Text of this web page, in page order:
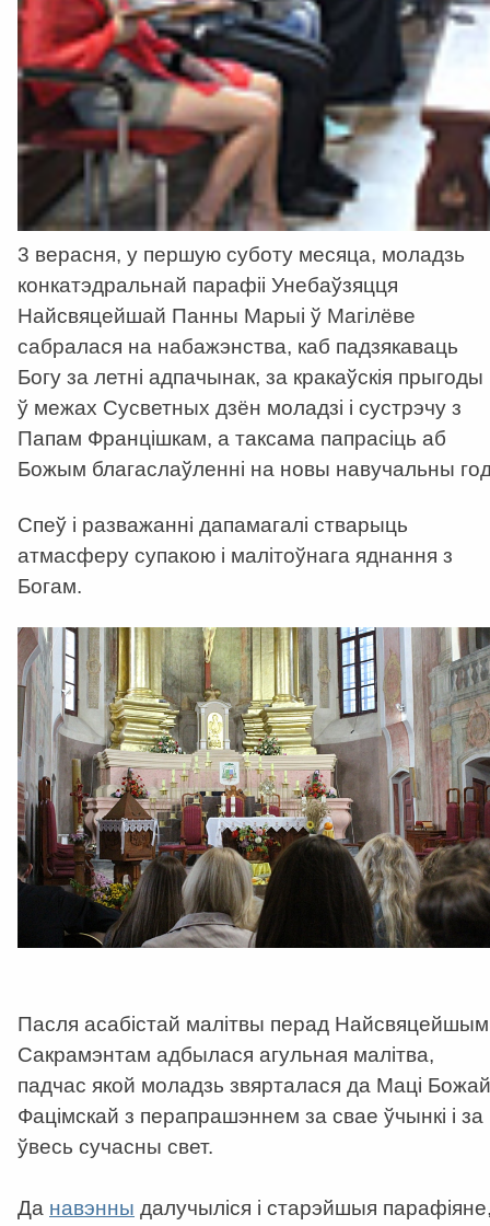
3 верасня, у першую суботу месяца, моладзь
конкатэдральнай парафіі Унебаўзяцця
Найсвяцейшай Панны Марыі ў Магілёве
сабралася на набажэнства, каб падзякаваць
Богу за летні адпачынак, за кракаўскія прыгоды
ў межах Сусветных дзён моладзі і сустрэчу з
Папам Францішкам, а таксама папрасіць аб
Божым благаслаўленні на новы навучальны
Спеў і разважанні дапамагалі стварыць
атмасферу супакою і малітоўнага яднання з
Богам.
Пасля асабістай малітвы перад Найсвяцейшым
Сакрамэнтам адбылася агульная малітва,
падчас якой моладзь звярталася да Маці Божай
Фацімскай з перапрашэннем за свае ўчынкі і за
ўвесь сучасны свет.
Да навэнны далучыліся і старэйшыя